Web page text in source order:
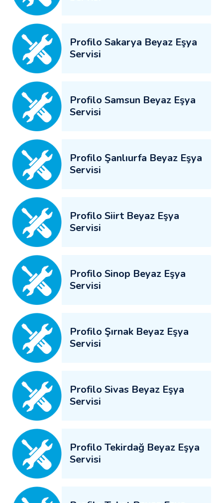
Profilo Sakarya Beyaz Eşya
Servisi
Profilo Samsun Beyaz Eşya
Servisi
Profilo Şanlıurfa Beyaz Eşya
Servisi
Profilo Siirt Beyaz Eşya
Servisi
Profilo Sinop Beyaz Eşya
Servisi
Profilo Şırnak Beyaz Eşya
Servisi
Profilo Sivas Beyaz Eşya
Servisi
Profilo Tekirdağ Beyaz Eşya
Servisi